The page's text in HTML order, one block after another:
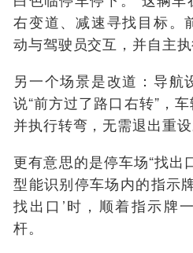
右变道、减速寻找目标。
动与驾驶员交互，并自主执
另一个场景是改道：导航
说“前方过了路口右转”，
并执行转弯，无需退出重设
更有意思的是停车场“找出
型能识别停车场内的指示
找出口’时，顺着指示牌
杆。